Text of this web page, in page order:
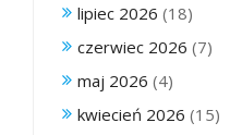
lipiec 2026 (18)
czerwiec 2026 (7)
maj 2026 (4)
kwiecień 2026 (15)